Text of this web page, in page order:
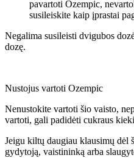
pavartoti Ozempic,
susileiskite kaip įprastai
Negalima susileisti dvigubos
dozę.
Nustojus vartoti Ozempic
Nenustokite vartoti šio vaisto,
vartoti, gali padidėti cukraus
Jeigu kiltų daugiau klausimų dėl
gydytoją, vaistininką arba